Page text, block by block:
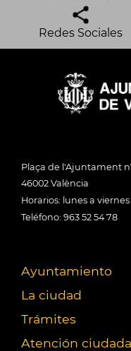
Redes Sociales
Plaça de l'Ajuntament
46002 València
Horarios: lunes a
Teléfono: 963 52 54 78
Ayuntamiento
La ciudad
Trámites
Atención